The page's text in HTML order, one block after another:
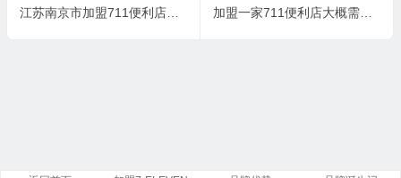
江苏南京市加盟711便利店需要多少钱？ 江苏怎么加盟711便利店？加盟条件有哪些？
加盟一家711便利店大概需要多少钱？江苏省怎么申请开一家711便利店？